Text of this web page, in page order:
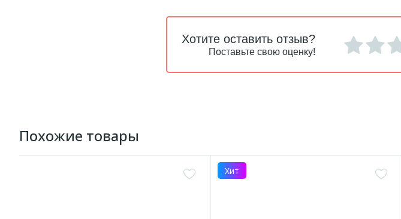
Хотите оставить отзыв?
Поставьте свою оценку!
Похожие товары
Хит